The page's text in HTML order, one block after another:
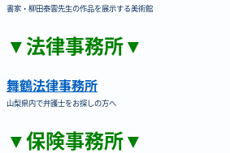
書家・柳田泰雲先生の作品を展示する美術館
▼法律事務所▼
舞鶴法律事務所
山梨県内で弁護士をお探しの方へ
▼保険事務所▼